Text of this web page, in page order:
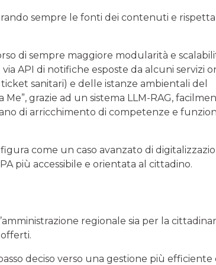
sempre le fonti dei contenuti e
di sempre maggiore modularità e
API di notifiche esposte da alcuni servizi
sanitari) e delle istanze ambientali del
grazie ad un sistema LLM-RAG,
di arricchimento di competenze e
come un caso avanzato di
più accessibile e orientata al cittadino.
regionale sia per la
deciso verso una gestione più efficiente